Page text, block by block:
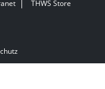
THWS Store